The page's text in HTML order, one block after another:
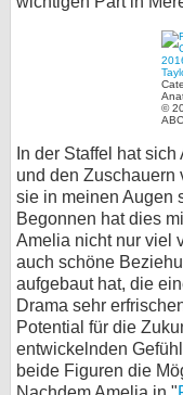
©
In der Staffel hat
und den Zuschauern
sie in meinen Augen
Begonnen hat dies
Amelia nicht nur viel
auch schöne
aufgebaut hat, die
Drama sehr
Potential für die
entwickelnden
beide Figuren die